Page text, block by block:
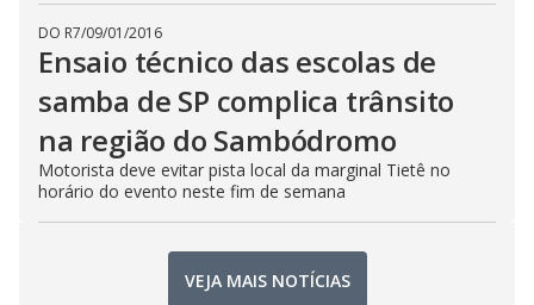
DO R7/09/01/2016
Ensaio técnico das escolas de
samba de SP complica trânsito
na região do Sambódromo
Motorista deve evitar pista local da marginal Tietê no
horário do evento neste fim de semana
VEJA MAIS NOTÍCIAS